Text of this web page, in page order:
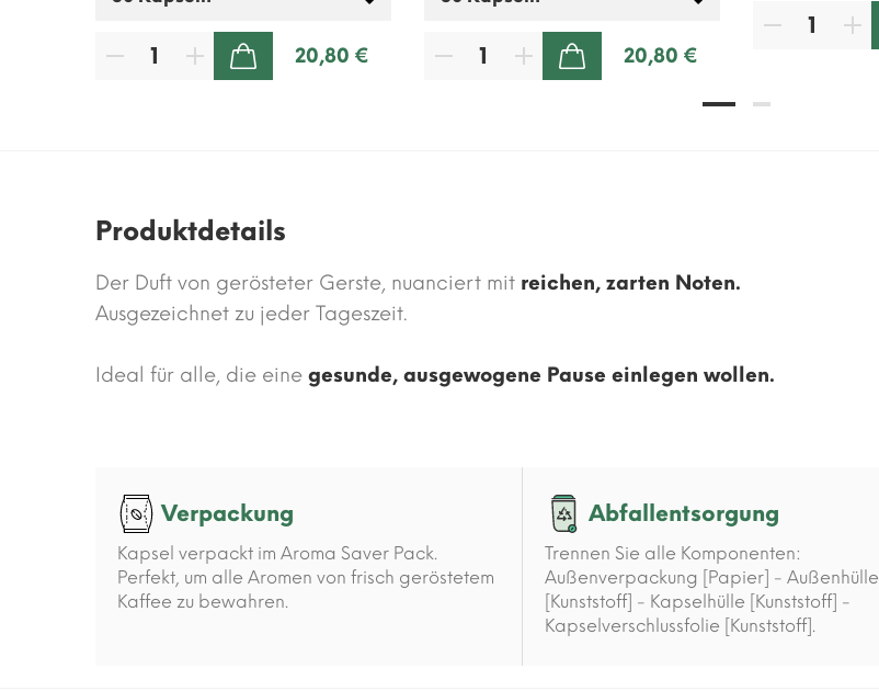
20,80 € 20,80 €
Produktdetails
Der Duft von gerösteter Gerste, nuanciert mit reichen, zarten Noten.
Ausgezeichnet zu jeder Tageszeit.
Ideal für alle, die eine gesunde, ausgewogene Pause einlegen wollen.
Verpackung
Kapsel verpackt im Aroma Saver Pack.
Perfekt, um alle Aromen von frisch geröstetem
Kaffee zu bewahren.
Abfallentsorgung
Trennen Sie alle Komponenten:
Außenverpackung [Papier] - Außenhülle
[Kunststoff] - Kapselhülle [Kunststoff] -
Kapselverschlussfolie [Kunststoff].